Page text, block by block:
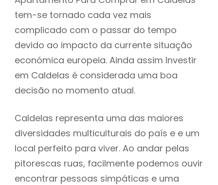
tem-se tornado cada vez mais
complicado com o passar do tempo
devido ao impacto da currente situação
económica europeia. Ainda assim Investir
em Caldelas é considerada uma boa
decisão no momento atual.
Caldelas representa uma das maiores
diversidades multiculturais do país e e um
local perfeito para viver. Ao andar pelas
pitorescas ruas, facilmente podemos ouvir
encontrar pessoas simpáticas e uma